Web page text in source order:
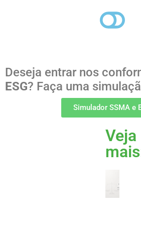
Deseja entrar nos
ESG? Faça uma
Simulador SSMA e
Veja